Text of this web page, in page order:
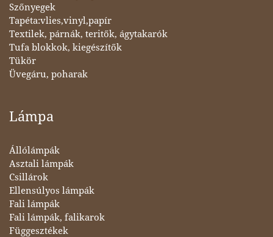
Szőnyegek
Tapéta:vlies,vinyl,papír
Textilek, párnák, teritők, ágytakarók
Tufa blokkok, kiegészítők
Tükör
Üvegáru, poharak
Lámpa
Állólámpák
Asztali lámpák
Csillárok
Ellensúlyos lámpák
Fali lámpák
Fali lámpák, falikarok
Függesztékek